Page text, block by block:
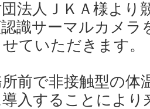
法人ＪＫＡ様より
識サーマルカメ
ていただきます。
前で非接触型の体
入することにより